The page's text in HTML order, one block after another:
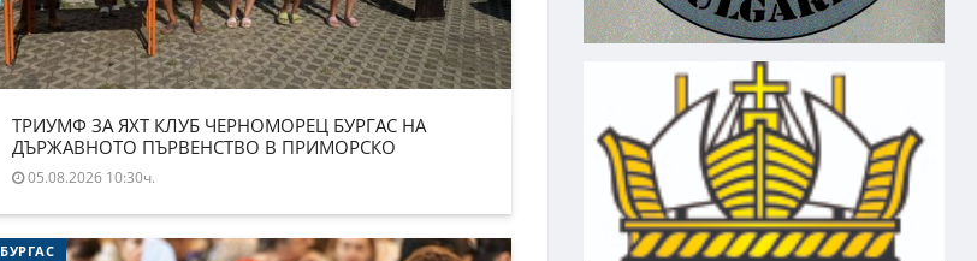
ТРИУМФ ЗА ЯХТ КЛУБ ЧЕРНОМОРЕЦ БУРГАС НА
ДЪРЖАВНОТО ПЪРВЕНСТВО В ПРИМОРСКО
05.08.2026 10:30ч.
БУРГАС